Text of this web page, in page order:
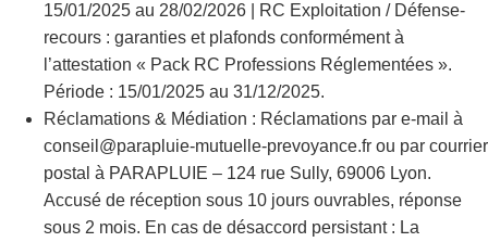
15/01/2025 au 28/02/2026 | RC Exploitation / Défense-
recours : garanties et plafonds conformément à
l’attestation « Pack RC Professions Réglementées ».
Période : 15/01/2025 au 31/12/2025.
Réclamations & Médiation : Réclamations par e-mail à
conseil@parapluie-mutuelle-prevoyance.fr ou par courrier
postal à PARAPLUIE – 124 rue Sully, 69006 Lyon.
Accusé de réception sous 10 jours ouvrables, réponse
sous 2 mois. En cas de désaccord persistant : La